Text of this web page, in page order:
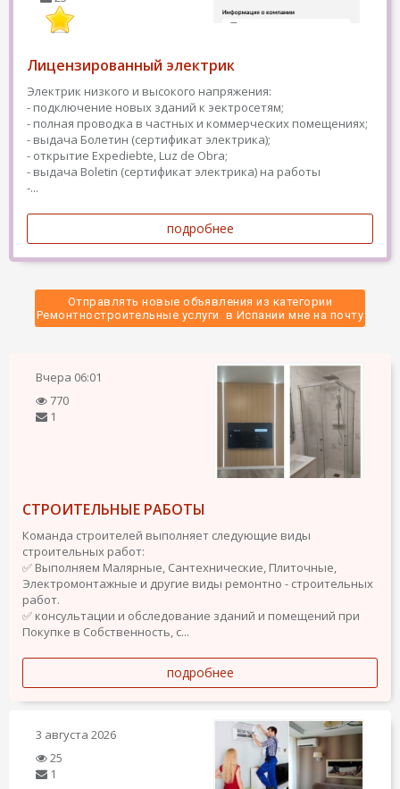
Лицензированный электрик
Электрик низкого и высокого напряжения:
- подключение новых зданий к эектросетям;
- полная проводка в частных и коммерческих помещениях;
- выдача Болетин (сертификат электрика);
- открытие Expediebte, Luz de Obra;
- выдача Boletin (сертификат электрика) на работы
-...
подробнее
Отправлять новые объявления из категории
Ремонтностроительные услуги  в Испании мне на почту
Вчера 06:01
770
1
СТРОИТЕЛЬНЫЕ РАБОТЫ
Команда строителей выполняет следующие виды
строительных работ:
✅ Выполняем Малярные, Сантехнические, Плиточные,
Электромонтажные и другие виды ремонтно - строительных
работ.
✅ консультации и обследование зданий и помещений при
Покупке в Собственность, с...
подробнее
3 августа 2026
25
1